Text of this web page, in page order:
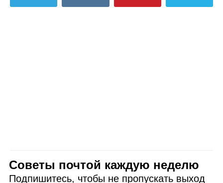
Советы почтой каждую неделю
Подпишитесь, чтобы не пропускать выход